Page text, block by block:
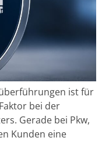
ist für
bei der
Gerade bei Pkw,
Kunden eine